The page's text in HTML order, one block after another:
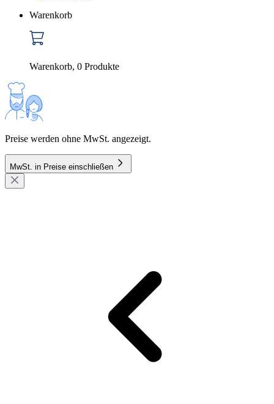
Warenkorb
Warenkorb, 0 Produkte
Preise werden ohne MwSt. angezeigt.
MwSt. in Preise einschließen